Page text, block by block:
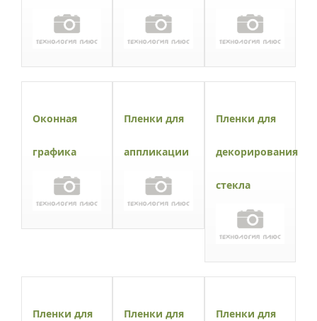
Оконная
графика
Пленки для
аппликации
Пленки для
декорирования
стекла
Пленки для Пленки для Пленки для